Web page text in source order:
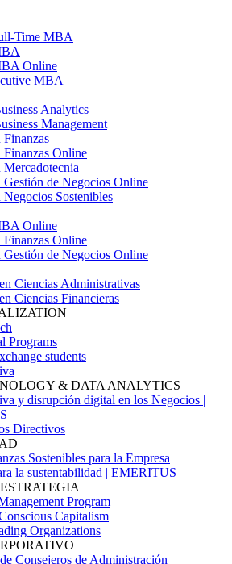
Time MBA
Online
MBA
Analytics
Management
Finanzas
Finanzas Online
Mercadotecnia
Gestión de Negocios Online
Negocios Sostenibles
Online
Finanzas Online
Gestión de Negocios Online
Ciencias Administrativas
Ciencias Financieras
Programs
students
& DATA ANALYTICS
y disrupción digital en los Negocios |
Directivos
Sostenibles para la Empresa
la sustentabilidad | EMERITUS
Program
Capitalism
Organizations
Consejeros de Administración